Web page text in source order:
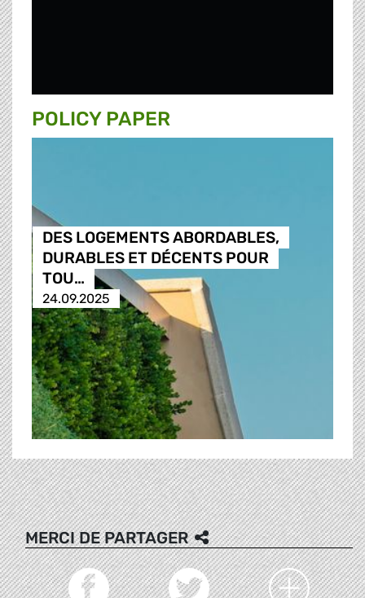
POLICY PAPER
DES LOGEMENTS ABORDABLES,
DURABLES ET DÉCENTS POUR
TOU…
24.09.2025
MERCI DE PARTAGER